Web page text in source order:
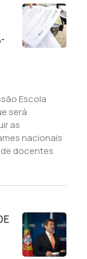
Escola
será
as
nacionais
docentes